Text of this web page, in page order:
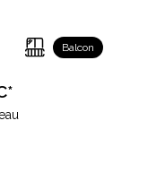
Balcon